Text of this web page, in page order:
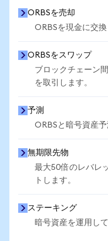
ORBSを売却
ORBSを現金に交換
ORBSをスワップ
ブロックチェーン
を取引します。
予測
ORBSと暗号資産予
無期限先物
最大50倍のレバレ
トします。
ステーキング
暗号資産を運用し